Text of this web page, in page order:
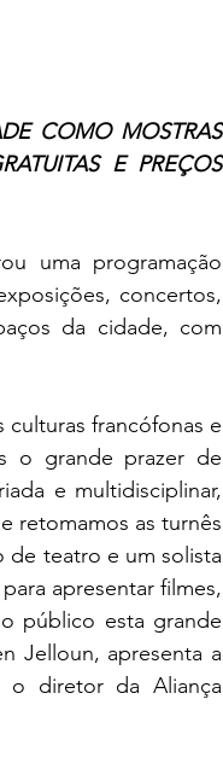
COMO MOSTRAS
E PREÇOS
uma programação
concertos,
da cidade, com
francófonas e
o grande prazer de
e multidisciplinar,
retomamos as turnês
de teatro e um solista
apresentar filmes,
público esta grande
Jelloun, apresenta a
o diretor da Aliança